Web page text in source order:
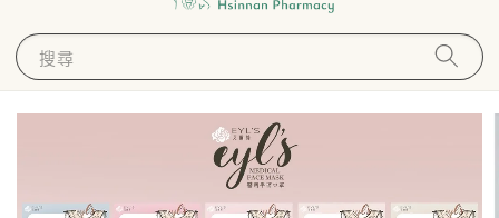
搜尋